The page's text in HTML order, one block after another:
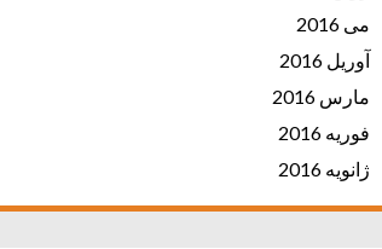
می 2016
آوریل 2016
مارس 2016
فوریه 2016
ژانویه 2016